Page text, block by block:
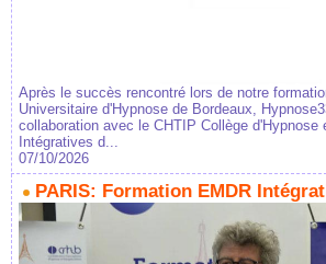
Après le succès rencontré lors de notre
Universitaire d'Hypnose de Bordeaux,
collaboration avec le CHTIP Collège d'Hypnose
Intégratives d...
07/10/2026
PARIS: Formation EMDR